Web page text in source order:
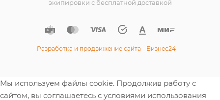
экипировки с бесплатной доставкой
Разработка и продвижение сайта - Бизнес24
Мы используем файлы cookie. Продолжив работу с
сайтом, вы соглашаетесь с условиями использования